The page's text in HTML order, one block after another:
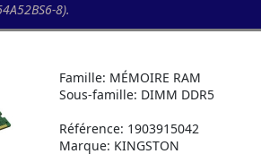
8).
Famille: MÉMOIRE RAM
Sous-famille: DIMM DDR5
Référence: 1903915042
Marque: KINGSTON